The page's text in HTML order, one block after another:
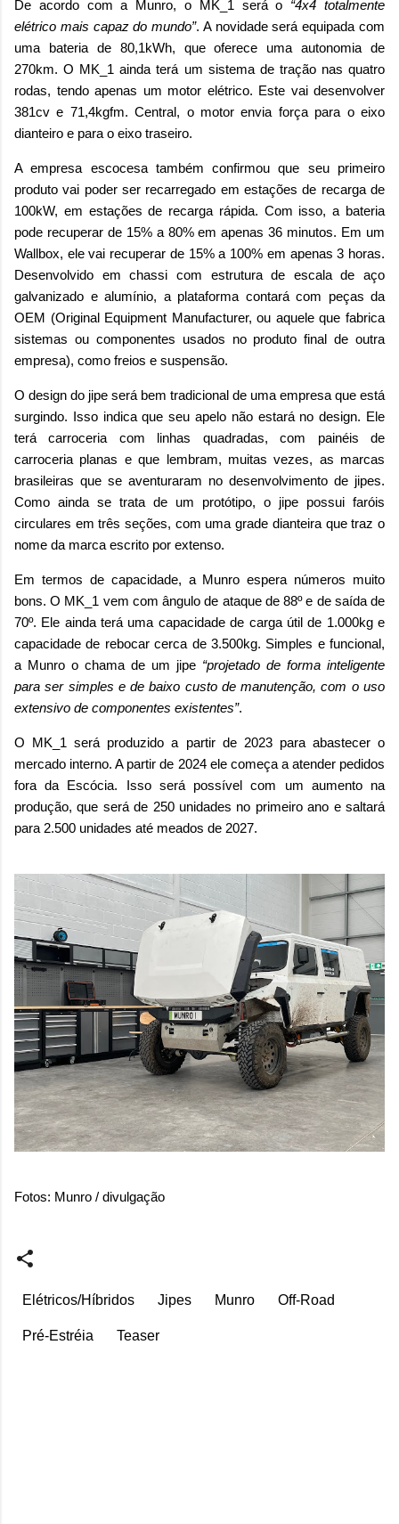
De acordo com a Munro, o MK_1 será o “4x4 totalmente
elétrico mais capaz do mundo”. A novidade será equipada com
uma bateria de 80,1kWh, que oferece uma autonomia de
270km. O MK_1 ainda terá um sistema de tração nas quatro
rodas, tendo apenas um motor elétrico. Este vai desenvolver
381cv e 71,4kgfm. Central, o motor envia força para o eixo
dianteiro e para o eixo traseiro.
A empresa escocesa também confirmou que seu primeiro
produto vai poder ser recarregado em estações de recarga de
100kW, em estações de recarga rápida. Com isso, a bateria
pode recuperar de 15% a 80% em apenas 36 minutos. Em um
Wallbox, ele vai recuperar de 15% a 100% em apenas 3 horas.
Desenvolvido em chassi com estrutura de escala de aço
galvanizado e alumínio, a plataforma contará com peças da
OEM (Original Equipment Manufacturer, ou aquele que fabrica
sistemas ou componentes usados no produto final de outra
empresa), como freios e suspensão.
O design do jipe será bem tradicional de uma empresa que está
surgindo. Isso indica que seu apelo não estará no design. Ele
terá carroceria com linhas quadradas, com painéis de
carroceria planas e que lembram, muitas vezes, as marcas
brasileiras que se aventuraram no desenvolvimento de jipes.
Como ainda se trata de um protótipo, o jipe possui faróis
circulares em três seções, com uma grade dianteira que traz o
nome da marca escrito por extenso.
Em termos de capacidade, a Munro espera números muito
bons. O MK_1 vem com ângulo de ataque de 88º e de saída de
70º. Ele ainda terá uma capacidade de carga útil de 1.000kg e
capacidade de rebocar cerca de 3.500kg. Simples e funcional,
a Munro o chama de um jipe “projetado de forma inteligente
para ser simples e de baixo custo de manutenção, com o uso
extensivo de componentes existentes”.
O MK_1 será produzido a partir de 2023 para abastecer o
mercado interno. A partir de 2024 ele começa a atender pedidos
fora da Escócia. Isso será possível com um aumento na
produção, que será de 250 unidades no primeiro ano e saltará
para 2.500 unidades até meados de 2027.
Fotos: Munro / divulgação
Elétricos/Híbridos Jipes Munro Off-Road
Pré-Estréia Teaser